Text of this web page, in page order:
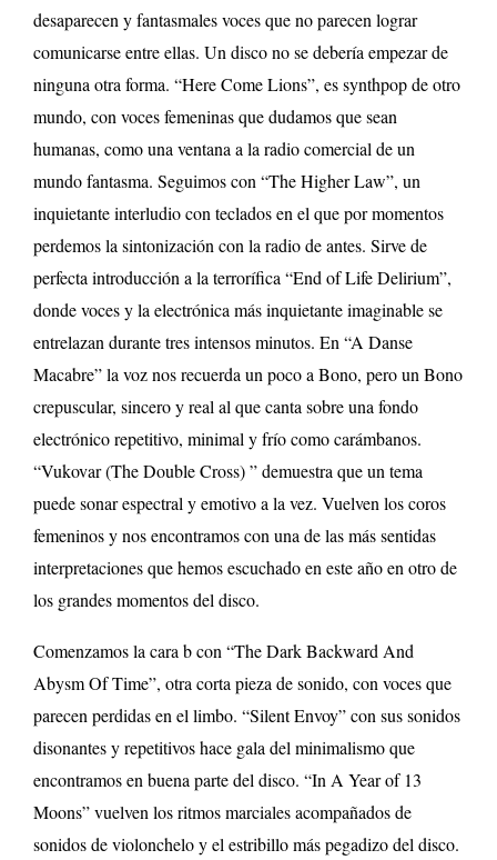
desaparecen y fantasmales voces que no parecen lograr
comunicarse entre ellas. Un disco no se debería empezar de
ninguna otra forma. “Here Come Lions”, es synthpop de otro
mundo, con voces femeninas que dudamos que sean
humanas, como una ventana a la radio comercial de un
mundo fantasma. Seguimos con “The Higher Law”, un
inquietante interludio con teclados en el que por momentos
perdemos la sintonización con la radio de antes. Sirve de
perfecta introducción a la terrorífica “End of Life Delirium”,
donde voces y la electrónica más inquietante imaginable se
entrelazan durante tres intensos minutos. En “A Danse
Macabre” la voz nos recuerda un poco a Bono, pero un Bono
crepuscular, sincero y real al que canta sobre una fondo
electrónico repetitivo, minimal y frío como carámbanos.
“Vukovar (The Double Cross) ” demuestra que un tema
puede sonar espectral y emotivo a la vez. Vuelven los coros
femeninos y nos encontramos con una de las más sentidas
interpretaciones que hemos escuchado en este año en otro de
los grandes momentos del disco.
Comenzamos la cara b con “The Dark Backward And
Abysm Of Time”, otra corta pieza de sonido, con voces que
parecen perdidas en el limbo. “Silent Envoy” con sus sonidos
disonantes y repetitivos hace gala del minimalismo que
encontramos en buena parte del disco. “In A Year of 13
Moons” vuelven los ritmos marciales acompañados de
sonidos de violonchelo y el estribillo más pegadizo del disco.